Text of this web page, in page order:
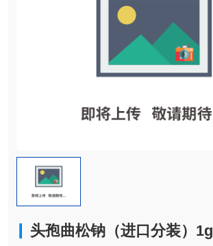
头孢曲松钠（进口分装）1g